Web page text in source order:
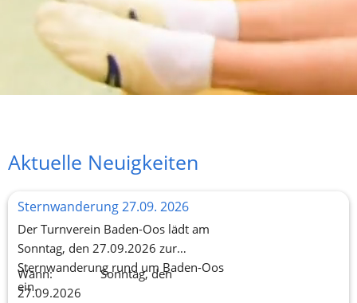
Aktuelle Neuigkeiten
Sternwanderung 27.09. 2026
Der Turnverein Baden-Oos lädt am
Sonntag, den 27.09.2026 zur
Sternwanderung rund um Baden-Oos
ein.
Wann: Sonntag, den
27.09.2026